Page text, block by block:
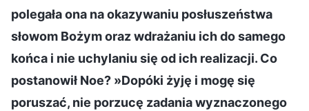
polegała ona na okazywaniu posłuszeństwa
słowom Bożym oraz wdrażaniu ich do samego
końca i nie uchylaniu się od ich realizacji. Co
postanowił Noe? »Dopóki żyję i mogę się
poruszać, nie porzucę zadania wyznaczonego